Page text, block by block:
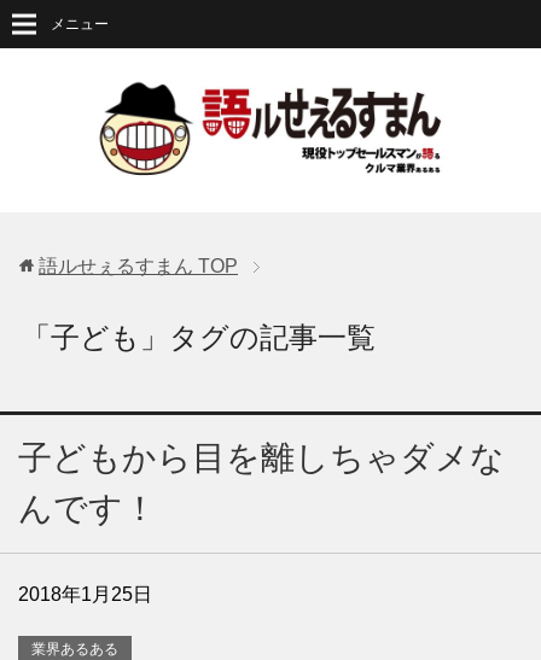
メニュー
語ルせぇるすまん TOP
「子ども」タグの記事一覧
子どもから目を離しちゃダメな
んです！
2018年1月25日
業界あるある